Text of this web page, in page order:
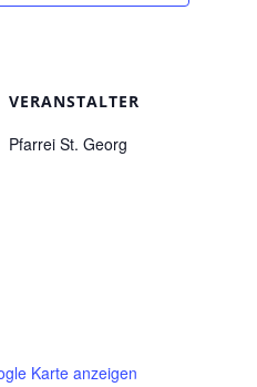
Karte anzeigen
VERANSTALTER
Pfarrei St. Georg